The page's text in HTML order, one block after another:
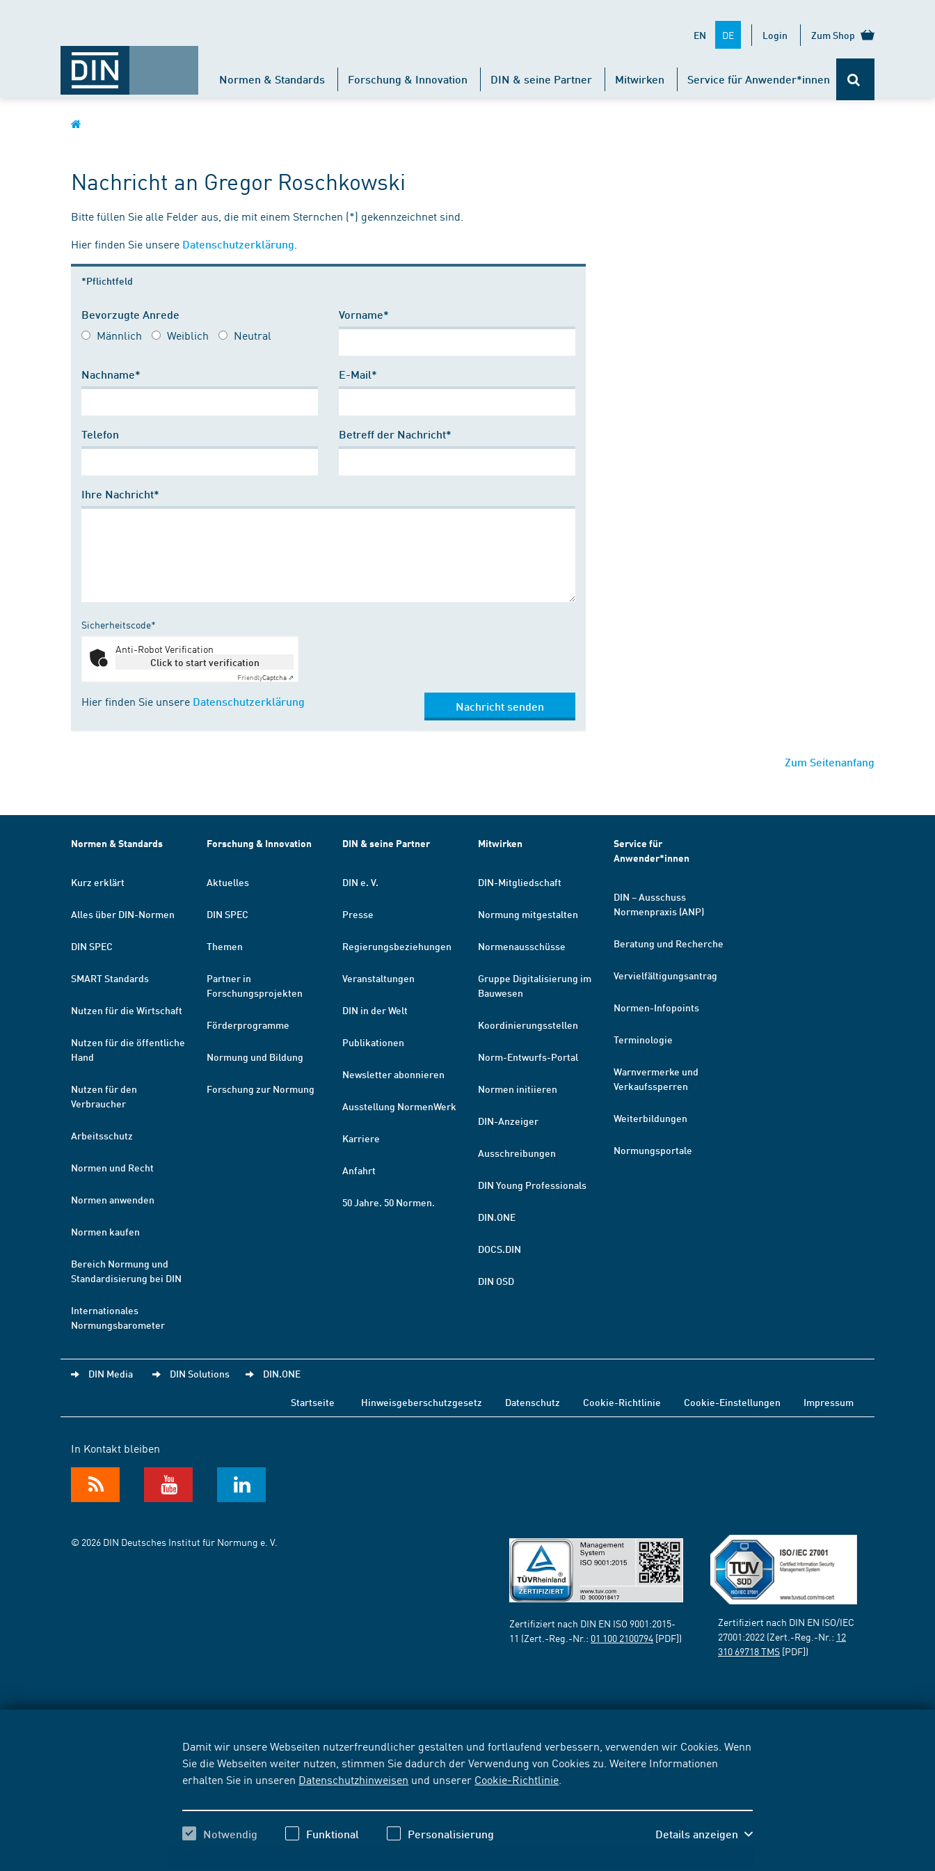
Damit wir unsere Webseiten nutzerfreundlicher gestalten und fortlaufend verbessern, verwenden wir Cookies. Wenn
Sie die Webseiten weiter nutzen, stimmen Sie dadurch der Verwendung von Cookies zu. Weitere Informationen
erhalten Sie in unseren Datenschutzhinweisen und unserer Cookie-Richtlinie
Notwendig Funktional Personalisierung Details anzeigen
EN DE Login Zum Shop
Normen & Standards Forschung & Innovation DIN & seine Partner Mitwirken Service für Anwender*innen
Nachricht an Gregor Roschkowski
Bitte füllen Sie alle Felder aus, die mit einem Sternchen (*) gekennzeichnet sind.
Hier finden Sie unsere Datenschutzerklärung
*Pflichtfeld
Bevorzugte Anrede
Männlich Weiblich Neutral
Vorname*
Nachname* E-Mail*
Telefon Betreff der Nachricht*
Ihre Nachricht*
Sicherheitscode*
Anti-Robot Verification
Click to start verification
FriendlyCaptcha ⇗
Hier finden Sie unsere Datenschutzerklärung Nachricht senden
Zum Seitenanfang
Normen & Standards
Kurz erklärt
Alles über DIN-Normen
DIN SPEC
SMART Standards
Nutzen für die Wirtschaft
Nutzen für die öffentliche
Hand
Nutzen für den
Verbraucher
Arbeitsschutz
Normen und Recht
Normen anwenden
Normen kaufen
Bereich Normung und
Standardisierung bei DIN
Internationales
Normungsbarometer
Forschung & Innovation
Aktuelles
DIN SPEC
Themen
Partner in
Forschungsprojekten
Förderprogramme
Normung und Bildung
Forschung zur Normung
DIN & seine Partner
DIN e. V.
Presse
Regierungsbeziehungen
Veranstaltungen
DIN in der Welt
Publikationen
Newsletter abonnieren
Ausstellung NormenWerk
Karriere
Anfahrt
50 Jahre. 50 Normen.
Mitwirken
DIN-Mitgliedschaft
Normung mitgestalten
Normenausschüsse
Gruppe Digitalisierung im
Bauwesen
Koordinierungsstellen
Norm-Entwurfs-Portal
Normen initiieren
DIN-Anzeiger
Ausschreibungen
DIN Young Professionals
DIN.ONE
DOCS.DIN
DIN OSD
Service für
Anwender*innen
DIN – Ausschuss
Normenpraxis (ANP)
Beratung und Recherche
Vervielfältigungsantrag
Normen-Infopoints
Terminologie
Warnvermerke und
Verkaufssperren
Weiterbildungen
Normungsportale
DIN Media DIN Solutions DIN.ONE
Startseite Hinweisgeberschutzgesetz Datenschutz Cookie-Richtlinie Cookie-Einstellungen Impressum
In Kontakt bleiben
© 2026 DIN Deutsches Institut für Normung e. V.
Zertifiziert nach DIN EN ISO 9001:2015-
11 (Zert.-Reg.-Nr.: 01 100 2100794 [PDF])
Zertifiziert nach DIN EN ISO/IEC
27001:2022 (Zert.-Reg.-Nr.: 12
310 69718 TMS [PDF])